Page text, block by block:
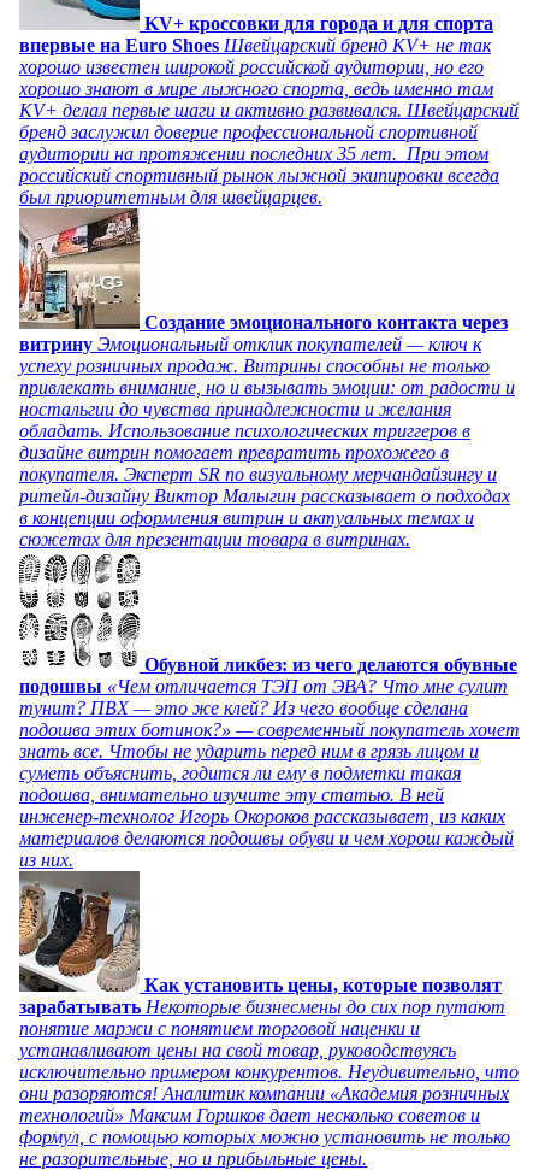
KV+ кроссовки для города и для спорта
впервые на Euro Shoes Швейцарский бренд KV+ не так
хорошо известен широкой российской аудитории, но его
хорошо знают в мире лыжного спорта, ведь именно там
KV+ делал первые шаги и активно развивался. Швейцарский
бренд заслужил доверие профессиональной спортивной
аудитории на протяжении последних 35 лет. При этом
российский спортивный рынок лыжной экипировки всегда
был приоритетным для швейцарцев.
Создание эмоционального контакта через
витрину Эмоциональный отклик покупателей — ключ к
успеху розничных продаж. Витрины способны не только
привлекать внимание, но и вызывать эмоции: от радости и
ностальгии до чувства принадлежности и желания
обладать. Использование психологических триггеров в
дизайне витрин помогает превратить прохожего в
покупателя. Эксперт SR по визуальному мерчандайзингу и
ритейл-дизайну Виктор Малыгин рассказывает о подходах
в концепции оформления витрин и актуальных темах и
сюжетах для презентации товара в витринах.
Обувной ликбез: из чего делаются обувные
подошвы «Чем отличается ТЭП от ЭВА? Что мне сулит
тунит? ПВХ — это же клей? Из чего вообще сделана
подошва этих ботинок?» — современный покупатель хочет
знать все. Чтобы не ударить перед ним в грязь лицом и
суметь объяснить, годится ли ему в подметки такая
подошва, внимательно изучите эту статью. В ней
инженер-технолог Игорь Окороков рассказывает, из каких
материалов делаются подошвы обуви и чем хорош каждый
из них.
Как установить цены, которые позволят
зарабатывать Некоторые бизнесмены до сих пор путают
понятие маржи с понятием торговой наценки и
устанавливают цены на свой товар, руководствуясь
исключительно примером конкурентов. Неудивительно, что
они разоряются! Аналитик компании «Академия розничных
технологий» Максим Горшков дает несколько советов и
формул, с помощью которых можно установить не только
не разорительные, но и прибыльные цены.